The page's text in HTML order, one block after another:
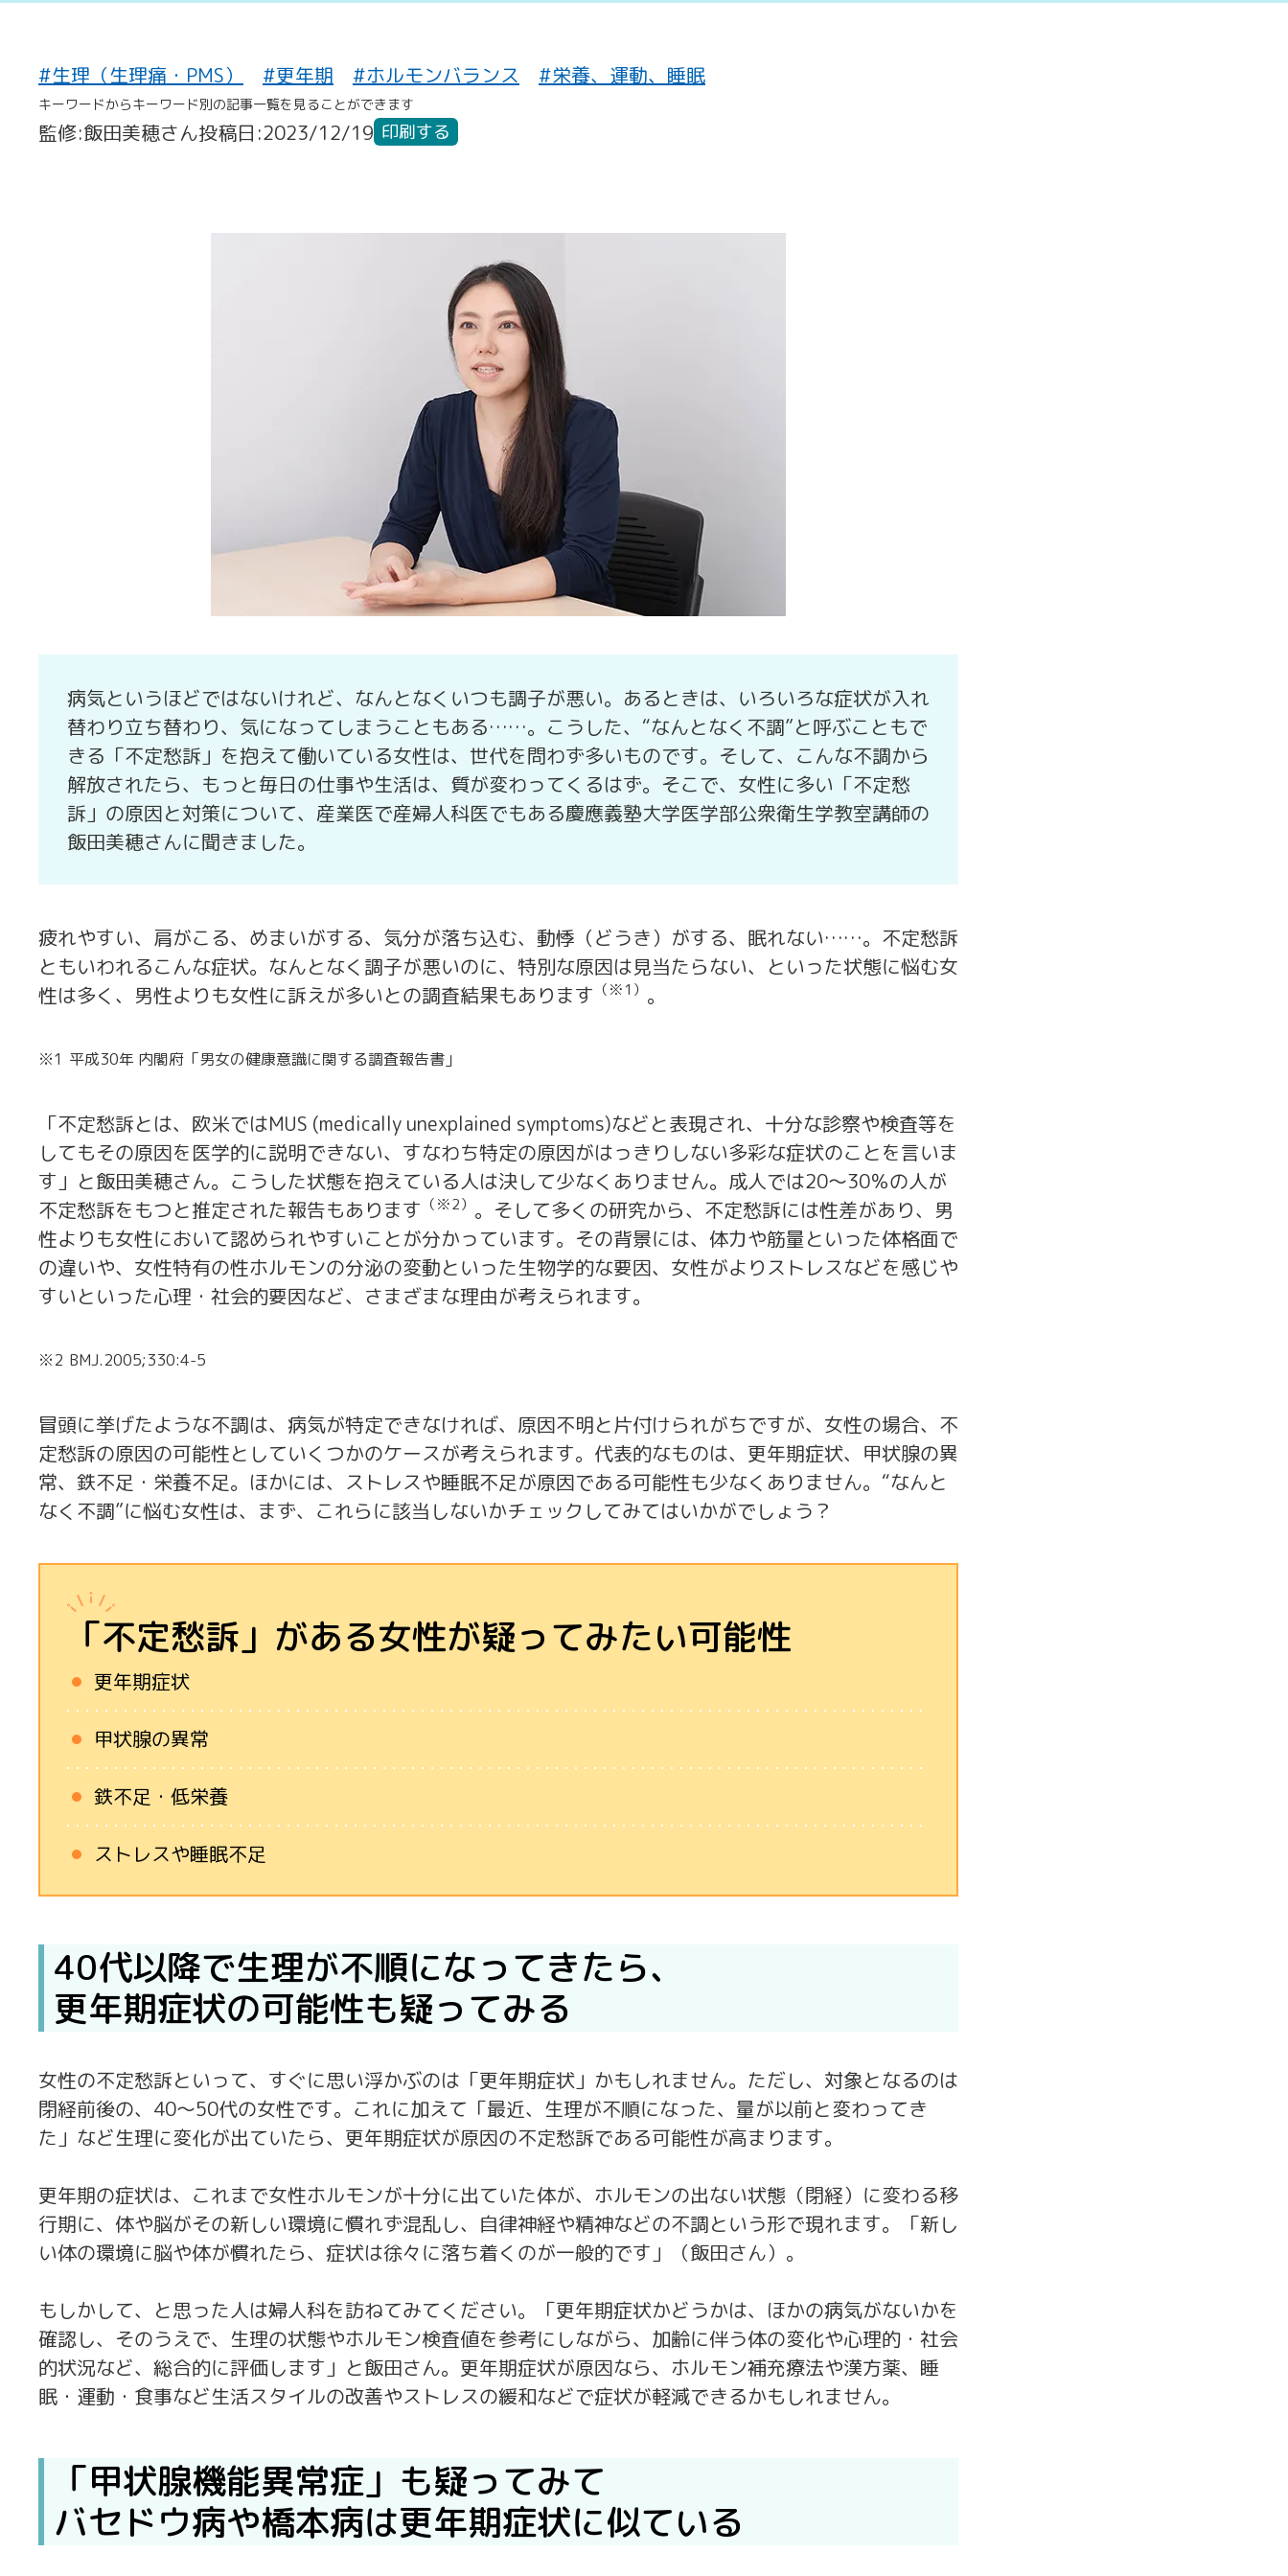
#生理（生理痛・PMS） #更年期 #ホルモンバランス #栄養、運動、睡眠
キーワードからキーワード別の記事一覧を見ることができます
監修:飯田美穂さん投稿日:2023/12/19 印刷する
病気というほどではないけれど、なんとなくいつも調子が悪い。あるときは、いろいろな症状が入れ
替わり立ち替わり、気になってしまうこともある……。こうした、“なんとなく不調”と呼ぶこともで
きる「不定愁訴」を抱えて働いている女性は、世代を問わず多いものです。そして、こんな不調から
解放されたら、もっと毎日の仕事や生活は、質が変わってくるはず。そこで、女性に多い「不定愁
訴」の原因と対策について、産業医で産婦人科医でもある慶應義塾大学医学部公衆衛生学教室講師の
飯田美穂さんに聞きました。
疲れやすい、肩がこる、めまいがする、気分が落ち込む、動悸（どうき）がする、眠れない……。不定愁訴
ともいわれるこんな症状。なんとなく調子が悪いのに、特別な原因は見当たらない、といった状態に悩む女
性は多く、男性よりも女性に訴えが多いとの調査結果もあります （※1） 。
※1 平成30年 内閣府「男女の健康意識に関する調査報告書」
「不定愁訴とは、欧米ではMUS (medically unexplained symptoms)などと表現され、十分な診察や検査等を
してもその原因を医学的に説明できない、すなわち特定の原因がはっきりしない多彩な症状のことを言いま
す」と飯田美穂さん。こうした状態を抱えている人は決して少なくありません。成人では20～30％の人が
不定愁訴をもつと推定された報告もあります （※2） 。そして多くの研究から、不定愁訴には性差があり、男
性よりも女性において認められやすいことが分かっています。その背景には、体力や筋量といった体格面で
の違いや、女性特有の性ホルモンの分泌の変動といった生物学的な要因、女性がよりストレスなどを感じや
すいといった心理・社会的要因など、さまざまな理由が考えられます。
※2 BMJ.2005;330:4-5
冒頭に挙げたような不調は、病気が特定できなければ、原因不明と片付けられがちですが、女性の場合、不
定愁訴の原因の可能性としていくつかのケースが考えられます。代表的なものは、更年期症状、甲状腺の異
常、鉄不足・栄養不足。ほかには、ストレスや睡眠不足が原因である可能性も少なくありません。“なんと
なく不調”に悩む女性は、まず、これらに該当しないかチェックしてみてはいかがでしょう？
「不定愁訴」がある女性が疑ってみたい可能性
更年期症状
甲状腺の異常
鉄不足・低栄養
ストレスや睡眠不足
40代以降で生理が不順になってきたら、
更年期症状の可能性も疑ってみる
女性の不定愁訴といって、すぐに思い浮かぶのは「更年期症状」かもしれません。ただし、対象となるのは
閉経前後の、40～50代の女性です。これに加えて「最近、生理が不順になった、量が以前と変わってき
た」など生理に変化が出ていたら、更年期症状が原因の不定愁訴である可能性が高まります。
更年期の症状は、これまで女性ホルモンが十分に出ていた体が、ホルモンの出ない状態（閉経）に変わる移
行期に、体や脳がその新しい環境に慣れず混乱し、自律神経や精神などの不調という形で現れます。「新し
い体の環境に脳や体が慣れたら、症状は徐々に落ち着くのが一般的です」（飯田さん）。
もしかして、と思った人は婦人科を訪ねてみてください。「更年期症状かどうかは、ほかの病気がないかを
確認し、そのうえで、生理の状態やホルモン検査値を参考にしながら、加齢に伴う体の変化や心理的・社会
的状況など、総合的に評価します」と飯田さん。更年期症状が原因なら、ホルモン補充療法や漢方薬、睡
眠・運動・食事など生活スタイルの改善やストレスの緩和などで症状が軽減できるかもしれません。
「甲状腺機能異常症」も疑ってみて
バセドウ病や橋本病は更年期症状に似ている